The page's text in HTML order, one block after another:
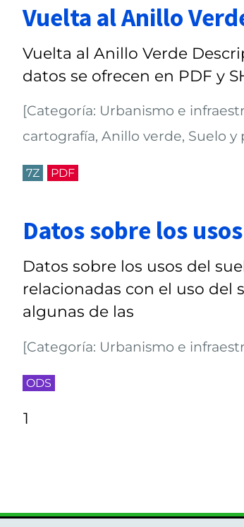
Vuelta al Anillo
Vuelta al Anillo Verde
datos se ofrecen en PDF y
[Categoría: Urbanismo e
cartografía, Anillo verde, Suelo y
7Z PDF
Datos sobre los
Datos sobre los usos del
relacionadas con el uso del
algunas de las
[Categoría: Urbanismo e
ODS
1